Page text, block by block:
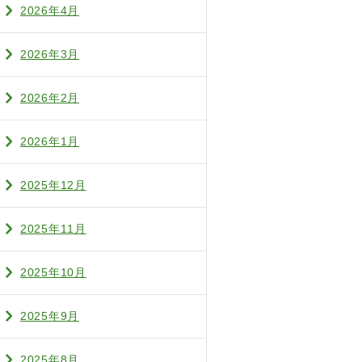
2026年4月
2026年3月
2026年2月
2026年1月
2025年12月
2025年11月
2025年10月
2025年9月